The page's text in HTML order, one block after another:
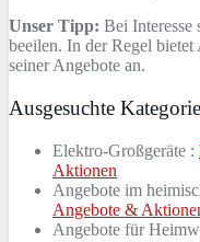
Unser Tipp: Bei Interesse
beeilen. In der Regel
seiner Angebote an.
Ausgesuchte
Elektro-Großgeräte :
Aktionen
Angebote im
Angebote &
Angebote für